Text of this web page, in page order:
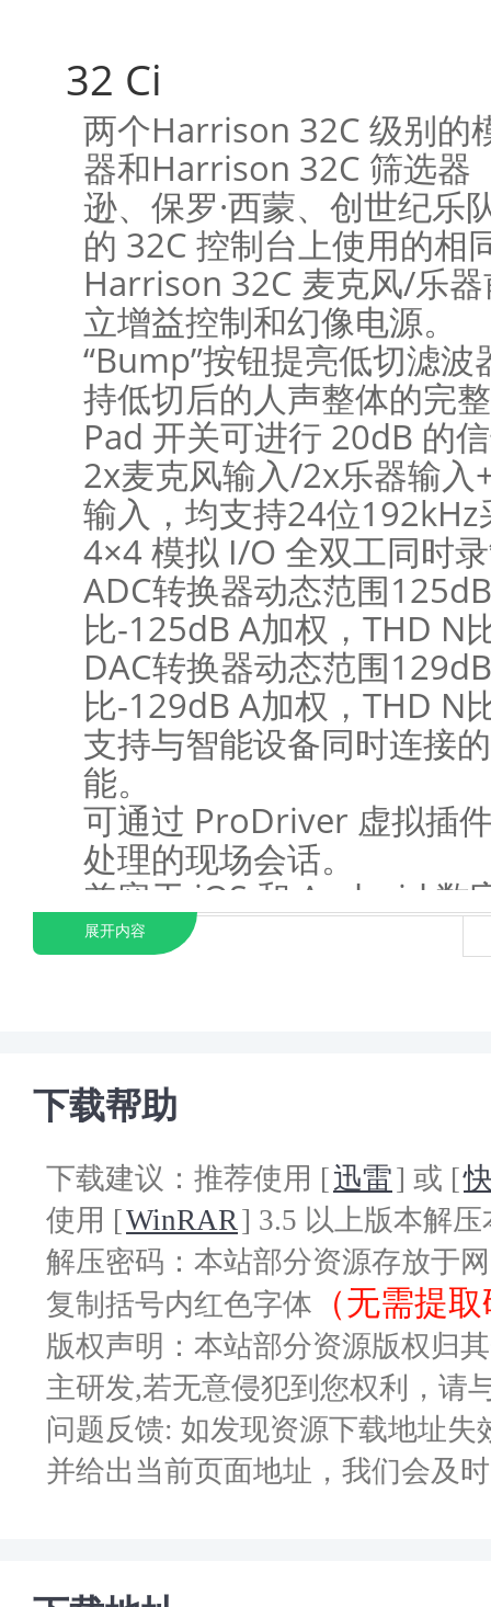
32 Ci
两个Harrison 32C 级别的
器和Harrison 32C 筛选器
逊、保罗·西蒙、创世纪乐
的 32C 控制台上使用的相
Harrison 32C 麦克风/乐
立增益控制和幻像电源。
“Bump”按钮提亮低切滤
持低切后的人声整体的完
Pad 开关可进行 20dB 的
2x麦克风输入/2x乐器输入
输入，均支持24位192kHz
4×4 模拟 I/O 全双工同时
ADC转换器动态范围
比-125dB A加权，THD N
DAC转换器动态范围
比-129dB A加权，THD N
支持与智能设备同时连接
能。
可通过 ProDriver 虚拟插
处理的现场会话。
兼容于 iOS 和 Android 数
C）和模拟 I/O 插孔（
监听音量控制旋钮。
“Alternate” 按钮可在不同
换。
极具质感的开关和表面。
两个带有独立音量控制的
通过 ProDriver 软件控制
路由。
ICON Pro Audio 开发了超
ProDriver™ 驱动程序。
ICON Pro Audio 的创新且
管机架软件内置于
超快速和极度稳定的信号
展开内容
下载帮助
下载建议：推荐使用 [迅雷] 或 [
使用 [WinRAR] 3.5 以上版本解
解压密码：本站部分资源存放于
复制括号内红色字体 （无需提
版权声明：本站部分资源版权归
主研发,若无意侵犯到您权利，请
问题反馈: 如发现资源下载地址失
并给出当前页面地址，我们会及